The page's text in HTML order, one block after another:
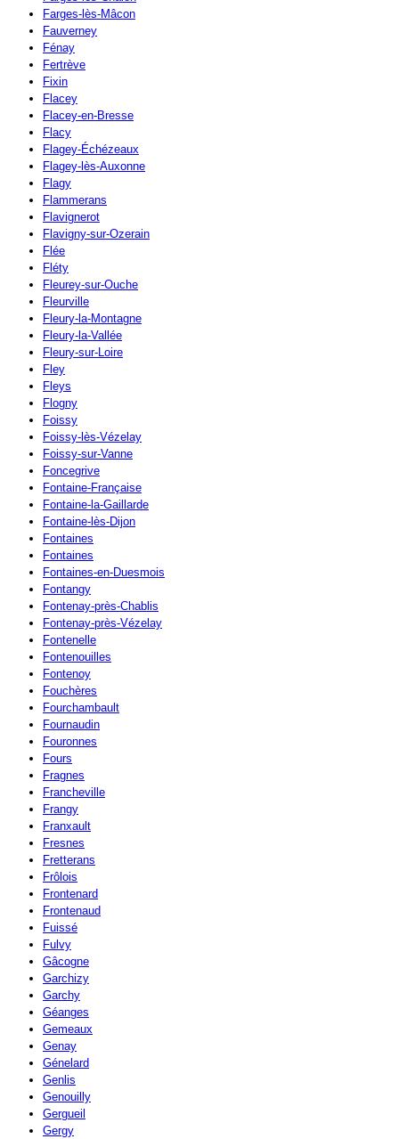
Farges-lès-Mâcon
Fauverney
Fénay
Fertrève
Fixin
Flacey
Flacey-en-Bresse
Flacy
Flagey-Échézeaux
Flagey-lès-Auxonne
Flagy
Flammerans
Flavignerot
Flavigny-sur-Ozerain
Flée
Fléty
Fleurey-sur-Ouche
Fleurville
Fleury-la-Montagne
Fleury-la-Vallée
Fleury-sur-Loire
Fley
Fleys
Flogny
Foissy
Foissy-lès-Vézelay
Foissy-sur-Vanne
Foncegrive
Fontaine-Française
Fontaine-la-Gaillarde
Fontaine-lès-Dijon
Fontaines
Fontaines
Fontaines-en-Duesmois
Fontangy
Fontenay-près-Chablis
Fontenay-près-Vézelay
Fontenelle
Fontenouilles
Fontenoy
Fouchères
Fourchambault
Fournaudin
Fouronnes
Fours
Fragnes
Francheville
Frangy
Franxault
Fresnes
Fretterans
Frôlois
Frontenard
Frontenaud
Fuissé
Fulvy
Gâcogne
Garchizy
Garchy
Géanges
Gemeaux
Genay
Génelard
Genlis
Genouilly
Gergueil
Gergy